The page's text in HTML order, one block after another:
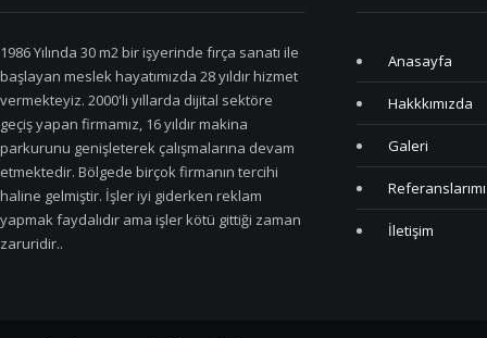
1986 Yılında 30 m2 bir işyerinde fırça sanatı ile
başlayan meslek hayatımızda 28 yıldır hizmet
vermekteyiz. 2000'li yıllarda dijital sektöre
geçiş yapan firmamız, 16 yıldır makina
parkurunu genişleterek çalışmalarına devam
etmektedir. Bölgede birçok firmanın tercihi
haline gelmiştir. İşler iyi giderken reklam
yapmak faydalıdır ama işler kötü gittiği zaman
zaruridir..
Anasayfa
Hakkkımızda
Galeri
İletişim